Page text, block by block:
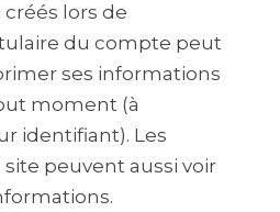
lors de
du compte peut
ses informations
moment (à
identifiant). Les
peuvent aussi voir